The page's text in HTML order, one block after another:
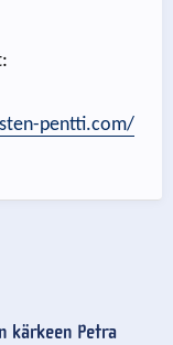
pentti.com/
kärkeen Petra